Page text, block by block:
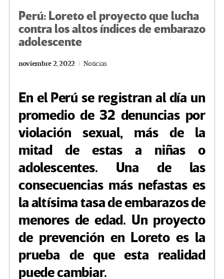
Perú: Loreto el proyecto que lucha
contra los altos índices de embarazo
adolescente
noviembre 2, 2022 Noticias
En el Perú se registran al día un
promedio de 32 denuncias por
violación sexual, más de la
mitad de estas a niñas o
adolescentes. Una de las
consecuencias más nefastas es
la altísima tasa de embarazos de
menores de edad. Un proyecto
de prevención en Loreto es la
prueba de que esta realidad
puede cambiar.